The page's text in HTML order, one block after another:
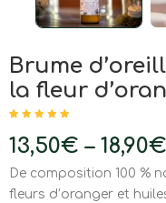
Brume
la fleur
5 basé sur
notations
13,50€ – 18,90€
De composition 100 %
fleurs d’oranger et